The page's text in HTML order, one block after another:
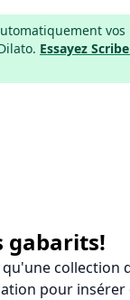
Essayez
gabarits!
collection
pour insérer